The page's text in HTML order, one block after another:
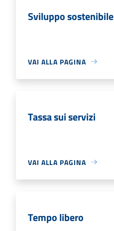
Sviluppo sostenibile
VAI ALLA PAGINA
Tassa sui servizi
VAI ALLA PAGINA
Tempo libero